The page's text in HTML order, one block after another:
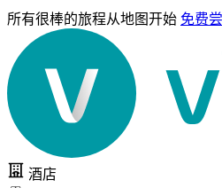
所有很棒的旅程从地图开始 免费
酒店